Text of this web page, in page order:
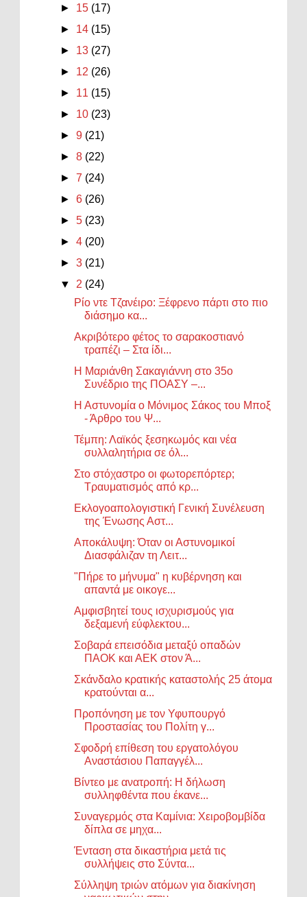
► 15 (17)
► 14 (15)
► 13 (27)
► 12 (26)
► 11 (15)
► 10 (23)
►9 (21)
►8 (22)
►7 (24)
►6 (26)
►5 (23)
►4 (20)
►3 (21)
▼ 2 (24)
Ρίο ντε Τζανέιρο: Ξέφρενο πάρτι στο πιο
διάσημο κα...
Ακριβότερο φέτος το σαρακοστιανό
τραπέζι – Στα ίδι...
Η Μαριάνθη Σακαγιάννη στο 35ο
Συνέδριο της ΠΟΑΣΥ –...
Η Αστυνομία ο Μόνιμος Σάκος του Μποξ
- Άρθρο του Ψ...
Τέμπη: Λαϊκός ξεσηκωμός και νέα
συλλαλητήρια σε όλ...
Στο στόχαστρο οι φωτορεπόρτερ;
Τραυματισμός από κρ...
Εκλογοαπολογιστική Γενική Συνέλευση
της Ένωσης Αστ...
Αποκάλυψη: Όταν οι Αστυνομικοί
Διασφάλιζαν τη Λειτ...
"Πήρε το μήνυμα" η κυβέρνηση και
απαντά με οικογε...
Αμφισβητεί τους ισχυρισμούς για
δεξαμενή εύφλεκτου...
Σοβαρά επεισόδια μεταξύ οπαδών
ΠΑΟΚ και ΑΕΚ στον Ά...
Σκάνδαλο κρατικής καταστολής 25 άτομα
κρατούνται α...
Προπόνηση με τον Υφυπουργό
Προστασίας του Πολίτη γ...
Σφοδρή επίθεση του εργατολόγου
Αναστάσιου Παπαγγέλ...
Βίντεο με ανατροπή: Η δήλωση
συλληφθέντα που έκανε...
Συναγερμός στα Καμίνια: Χειροβομβίδα
δίπλα σε μηχα...
Ένταση στα δικαστήρια μετά τις
συλλήψεις στο Σύντα...
Σύλληψη τριών ατόμων για διακίνηση